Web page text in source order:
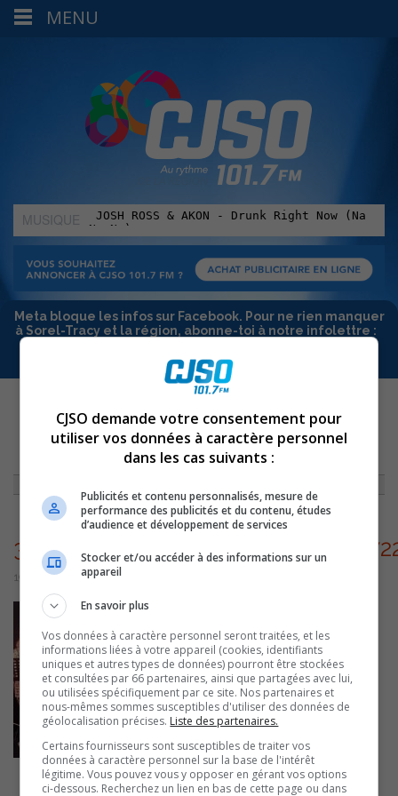
MUSIQUE
:
Meta bloque les infos sur Facebook. Pour ne rien manquer
à Sorel-Tracy et la région, abonne-toi à notre infolettre :
ACCUEIL»ENTREVUES »LA DOUBLURE PRÉSENTE « C’EST À TON TOUR
302010696_5740937265958902_2722936328001891647_N
19 septembre 2022 | Par Myriam Arpin
MENU
CJSO demande votre consentement pour
utiliser vos données à caractère personnel
dans les cas suivants :
Publicités et contenu personnalisés, mesure de
performance des publicités et du contenu, études
d’audience et développement de services
Stocker et/ou accéder à des informations sur un
appareil
En savoir plus
Vos données à caractère personnel seront traitées, et les
informations liées à votre appareil (cookies, identifiants
uniques et autres types de données) pourront être stockées
et consultées par 66 partenaires, ainsi que partagées avec lui,
ou utilisées spécifiquement par ce site. Nos partenaires et
nous-mêmes sommes susceptibles d'utiliser des données de
géolocalisation précises. Liste des partenaires.
Certains fournisseurs sont susceptibles de traiter vos
données à caractère personnel sur la base de l'intérêt
légitime. Vous pouvez vous y opposer en gérant vos options
ci-dessous. Recherchez un lien en bas de cette page ou dans